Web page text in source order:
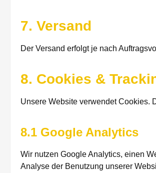
7. Versand
Der Versand erfolgt je nach
8. Cookies &
Unsere Website verwendet Cookies.
8.1 Google Analytics
Wir nutzen Google Analytics, einen
Analyse der Benutzung unserer